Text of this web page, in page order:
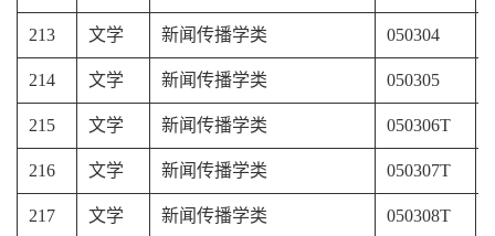
213 文学 新闻传播学类 050304
214 文学 新闻传播学类 050305
215 文学 新闻传播学类 050306T
216 文学 新闻传播学类 050307T
217 文学 新闻传播学类 050308T